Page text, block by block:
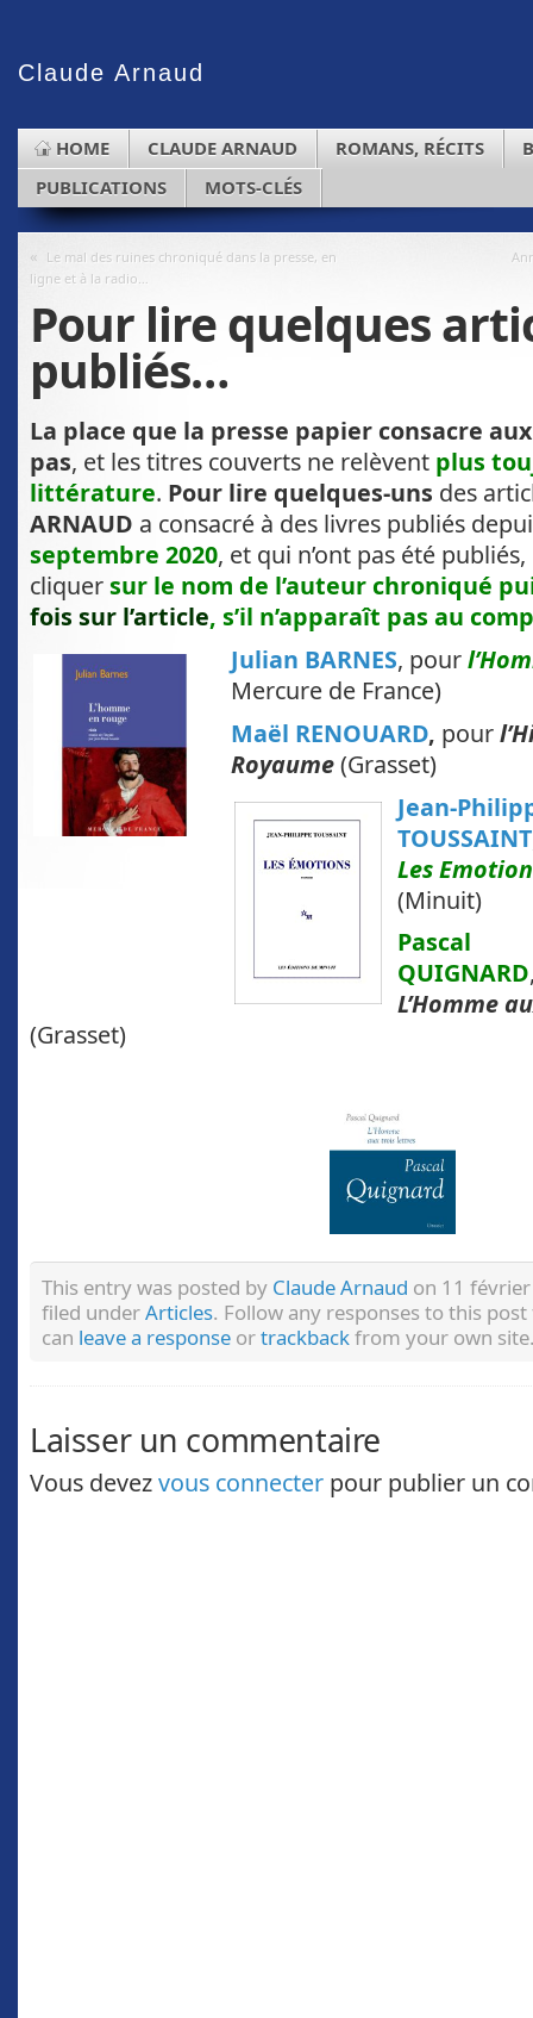
Claude Arnaud
HOME CLAUDE ARNAUD ROMANS, RÉCITS
PUBLICATIONS
MOTS-CLÉS
« Le mal des ruines chroniqué dans la presse, en
ligne et à la radio…
Pour lire quelques
publiés…
La place que la presse papier consacre
pas, et les titres couverts ne relèvent plus
littérature. Pour lire quelques-uns des
ARNAUD a consacré à des livres publiés
septembre 2020, et qui n’ont pas été
cliquersur le nom de l’auteur chroniqué
fois sur l’article, s’il n’apparaît pas au
Julian BARNES, pour
Mercure de France)
Maël RENOUARD, pour
Royaume(Grasset)
Jean-
TOUSSAINT
Les
(Minuit)
Pascal
QUIGNARD
L’Homme
(Grasset)
This entry was posted by Claude Arnaud on 11
filed underArticles. Follow any responses to this
can leave a response ortrackbackfrom your own
Laisser un commentaire
Vous devezvous connecter pour publier un